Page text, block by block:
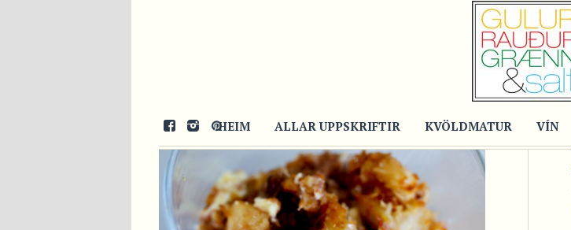
HEIM ALLAR UPPSKRIFTIR KVÖLDMATUR VÍN